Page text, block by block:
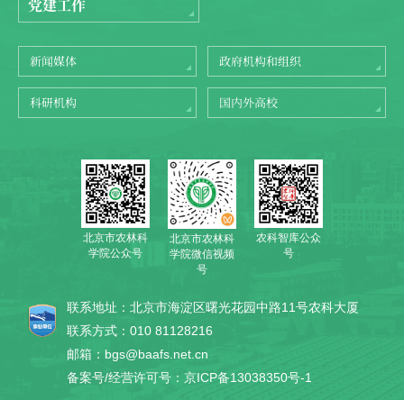
党建工作
新闻媒体 政府机构和组织
科研机构 国内外高校
北京市农林科
学院公众号
北京市农林科
学院微信视频
号
农科智库公众
号
联系地址：北京市海淀区曙光花园中路11号农科大厦
联系方式：010 81128216
邮箱：bgs@baafs.net.cn
备案号/经营许可号：京ICP备13038350号-1